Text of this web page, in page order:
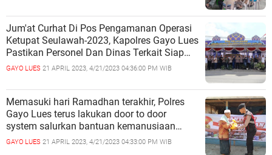
Jum'at Curhat Di Pos Pengamanan Operasi
Ketupat Seulawah-2023, Kapolres Gayo Lues
Pastikan Personel Dan Dinas Terkait Siap
Siaga Dalam Menghadapi Suasana Lebaran
GAYO LUES 21 APRIL 2023, 4/21/2023 04:36:00 PM WIB
Memasuki hari Ramadhan terakhir, Polres
Gayo Lues terus lakukan door to door
system salurkan bantuan kemanusiaan
untuk Negeri di Kecamatan Rikit Gaib kab.
GAYO LUES 21 APRIL 2023, 4/21/2023 04:33:00 PM WIB